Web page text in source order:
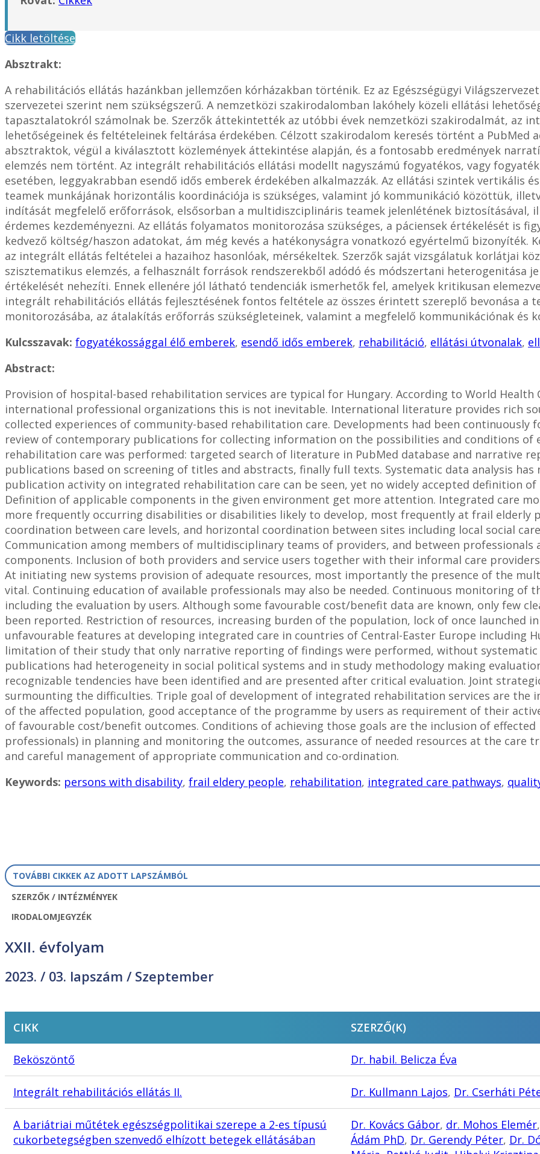
Cikk letöltése
Absztrakt:
A rehabilitációs ellátás hazánkban jellemzően kórházakban történik. Ez az Egészségügyi
szervezetei szerint nem szükségszerű. A nemzetközi szakirodalomban lakóhely közeli ellátási
tapasztalatokról számolnak be. Szerzők áttekintették az utóbbi évek nemzetközi szakirodalmát, az
lehetőségeinek és feltételeinek feltárása érdekében. Célzott szakirodalom keresés történt a PubMed
absztraktok, végül a kiválasztott közlemények áttekintése alapján, és a fontosabb eredmények
elemzés nem történt. Az integrált rehabilitációs ellátási modellt nagyszámú fogyatékos, vagy
esetében, leggyakrabban esendő idős emberek érdekében alkalmazzák. Az ellátási szintek vertikális
teamek munkájának horizontális koordinációja is szükséges, valamint jó kommunikáció közöttük,
indítását megfelelő erőforrások, elsősorban a multidiszciplináris teamek jelenlétének biztosításával,
érdemes kezdeményezni. Az ellátás folyamatos monitorozása szükséges, a páciensek értékelését is
kedvező költség/haszon adatokat, ám még kevés a hatékonyságra vonatkozó egyértelmű bizonyíték.
az integrált ellátás feltételei a hazaihoz hasonlóak, mérsékeltek. Szerzők saját vizsgálatuk korlátjai
szisztematikus elemzés, a felhasznált források rendszerekből adódó és módszertani heterogenitása
értékelését nehezíti. Ennek ellenére jól látható tendenciák ismerhetők fel, amelyek kritikusan
integrált rehabilitációs ellátás fejlesztésének fontos feltétele az összes érintett szereplő bevonása a
monitorozásába, az átalakítás erőforrás szükségleteinek, valamint a megfelelő kommunikációnak és
Kulcsszavak: fogyatékossággal élő emberek, esendő idős emberek, rehabilitáció, ellátási útvonalak,
Abstract:
Provision of hospital-based rehabilitation services are typical for Hungary. According to World Health
international professional organizations this is not inevitable. International literature provides rich
collected experiences of community-based rehabilitation care. Developments had been continuously
review of contemporary publications for collecting information on the possibilities and conditions of
rehabilitation care was performed: targeted search of literature in PubMed database and narrative
publications based on screening of titles and abstracts, finally full texts. Systematic data analysis has
publication activity on integrated rehabilitation care can be seen, yet no widely accepted definition
Definition of applicable components in the given environment get more attention. Integrated care
more frequently occurring disabilities or disabilities likely to develop, most frequently at frail elderly
coordination between care levels, and horizontal coordination between sites including local social
Communication among members of multidisciplinary teams of providers, and between
components. Inclusion of both providers and service users together with their informal care
At initiating new systems provision of adequate resources, most importantly the presence of the
vital. Continuing education of available professionals may also be needed. Continuous monitoring of
including the evaluation by users. Although some favourable cost/benefit data are known, only few
been reported. Restriction of resources, increasing burden of the population, lock of once launched
unfavourable features at developing integrated care in countries of Central-Easter Europe including
limitation of their study that only narrative reporting of findings were performed, without systematic
publications had heterogeneity in social political systems and in study methodology making
recognizable tendencies have been identified and are presented after critical evaluation. Joint
surmounting the difficulties. Triple goal of development of integrated rehabilitation services are the
of the affected population, good acceptance of the programme by users as requirement of their
of favourable cost/benefit outcomes. Conditions of achieving those goals are the inclusion of
professionals) in planning and monitoring the outcomes, assurance of needed resources at the care
and careful management of appropriate communication and co-ordination.
Keywords: persons with disability, frail eldery people, rehabilitation, integrated care pathways,
TOVÁBBI CIKKEK AZ ADOTT LAPSZÁMBÓL
SZERZŐK / INTÉZMÉNYEK
IRODALOMJEGYZÉK
XXII. évfolyam
2023. / 03. lapszám / Szeptember
CIKK SZERZŐ(K)
Beköszöntő Dr. habil. Belicza Éva
Integrált rehabilitációs ellátás II. Dr. Kullmann Lajos, Dr. Cserháti
A bariátriai műtétek egészségpolitikai szerepe a 2-es típusú
cukorbetegségben szenvedő elhízott betegek ellátásában
Dr. Kovács Gábor, dr. Mohos Elemér
Ádám PhD, Dr. Gerendy Péter, Dr.